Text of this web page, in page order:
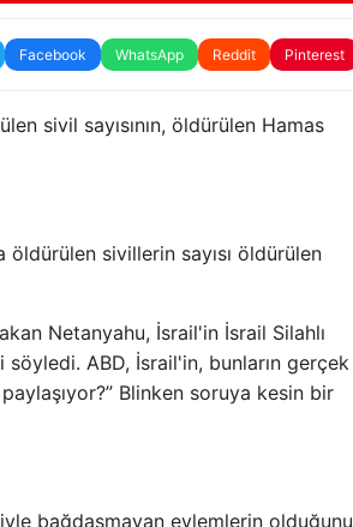
Facebook WhatsApp Reddit Pinterest
sivil sayısının, öldürülen Hamas
öldürülen sivillerin sayısı öldürülen
Netanyahu, İsrail'in İsrail Silahlı
ABD, İsrail'in, bunların gerçek
Blinken soruya kesin bir
bağdaşmayan eylemlerin olduğunu